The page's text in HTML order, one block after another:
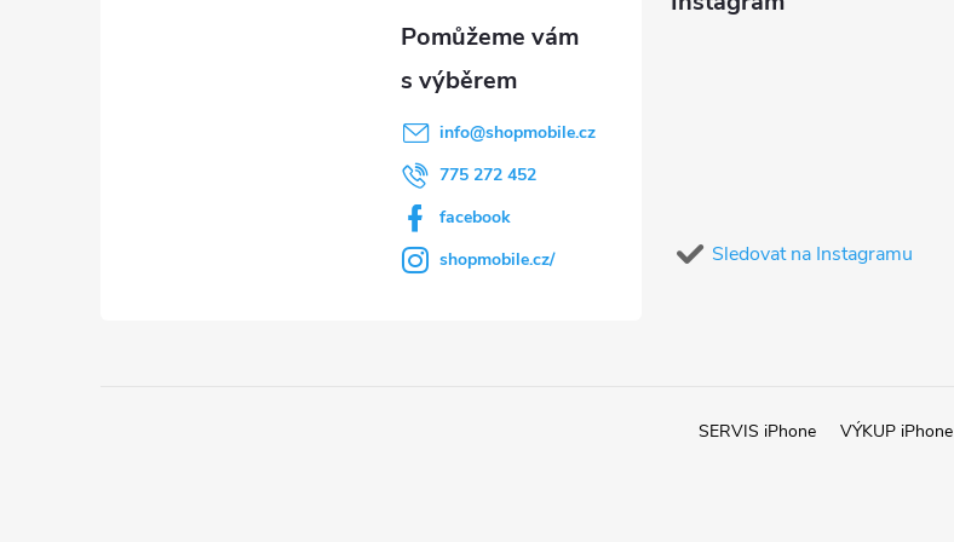
p
s
u
info@shopmobile.cz
775 272 452
facebook
shopmobile.cz/
Sledovat na Instagramu
SERVIS iPhone VÝKUP iPhone